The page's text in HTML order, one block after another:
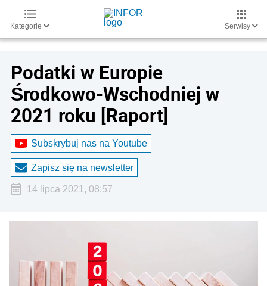
Kategorie Serwisy
Podatki w Europie
Środkowo-Wschodniej w
2021 roku [Raport]
Subskrybuj nas na Youtube
Zapisz się na newsletter
14 lipca 2021, 08:57